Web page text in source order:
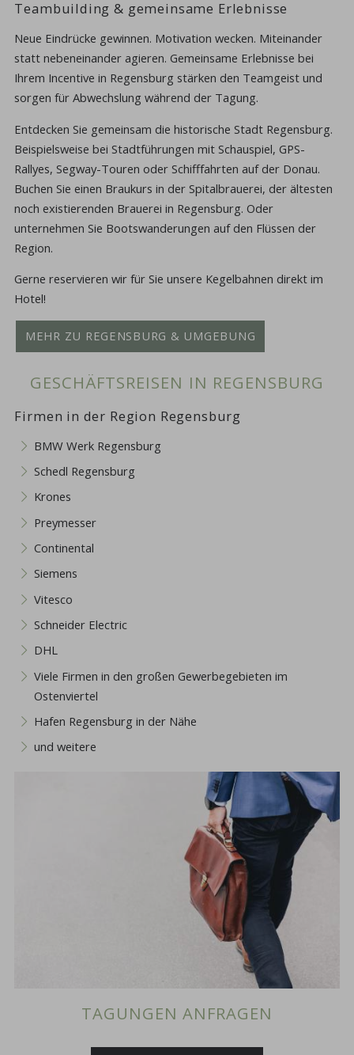
Teambuilding & gemeinsame Erlebnisse
Neue Eindrücke gewinnen. Motivation wecken. Miteinander
statt nebeneinander agieren. Gemeinsame Erlebnisse bei
Ihrem Incentive in Regensburg stärken den Teamgeist und
sorgen für Abwechslung während der Tagung.
Entdecken Sie gemeinsam die historische Stadt Regensburg.
Beispielsweise bei Stadtführungen mit Schauspiel, GPS-
Rallyes, Segway-Touren oder Schifffahrten auf der Donau.
Buchen Sie einen Braukurs in der Spitalbrauerei, der ältesten
noch existierenden Brauerei in Regensburg. Oder
unternehmen Sie Bootswanderungen auf den Flüssen der
Region.
Gerne reservieren wir für Sie unsere Kegelbahnen direkt im
Hotel!
MEHR ZU REGENSBURG & UMGEBUNG
GESCHÄFTSREISEN IN REGENSBURG
Firmen in der Region Regensburg
BMW Werk Regensburg
Schedl Regensburg
Krones
Preymesser
Continental
Siemens
Vitesco
Schneider Electric
DHL
Viele Firmen in den großen Gewerbegebieten im
Ostenviertel
Hafen Regensburg in der Nähe
und weitere
TAGUNGEN ANFRAGEN